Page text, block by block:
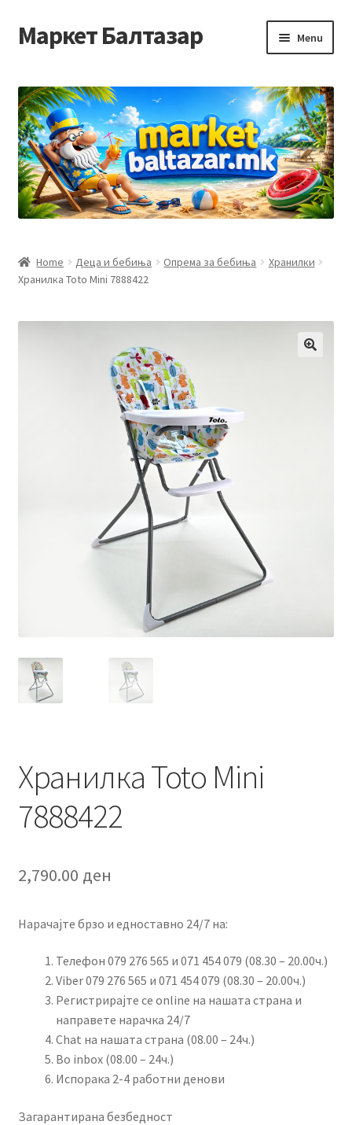
Skip
to
Skip
to
Маркет Балтазар Menu
Checkout
Homepage
Privacy Policy
Контакт
Корисничка подршка
Рекламации и замена на производ
Услови за користење
Home Деца и бебиња Опрема за бебиња
Хранилки
Хранилка Toto Mini 7888422
Хранилка Toto Mini
7888422
2,790.00 ден
Нарачајте брзо и едноставно 24/7 на:
Телефон 079 276 565 и 071 454 079 (08.30 – 20.00ч.)
Viber 079 276 565 и 071 454 079 (08.30 – 20.00ч.)
Регистрирајте се online на нашата страна и
направете нарачка 24/7
Chat на нашата страна (08.00 – 24ч.)
Во inbox (08.00 – 24ч.)
Испорака 2-4 работни денови
Загарантирана безбедност